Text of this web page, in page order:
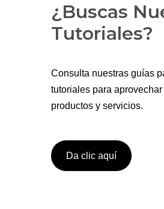
¿Buscas
Tutoriales?
Consulta nuestras guías
tutoriales para
productos y servicios.
Da clic aquí